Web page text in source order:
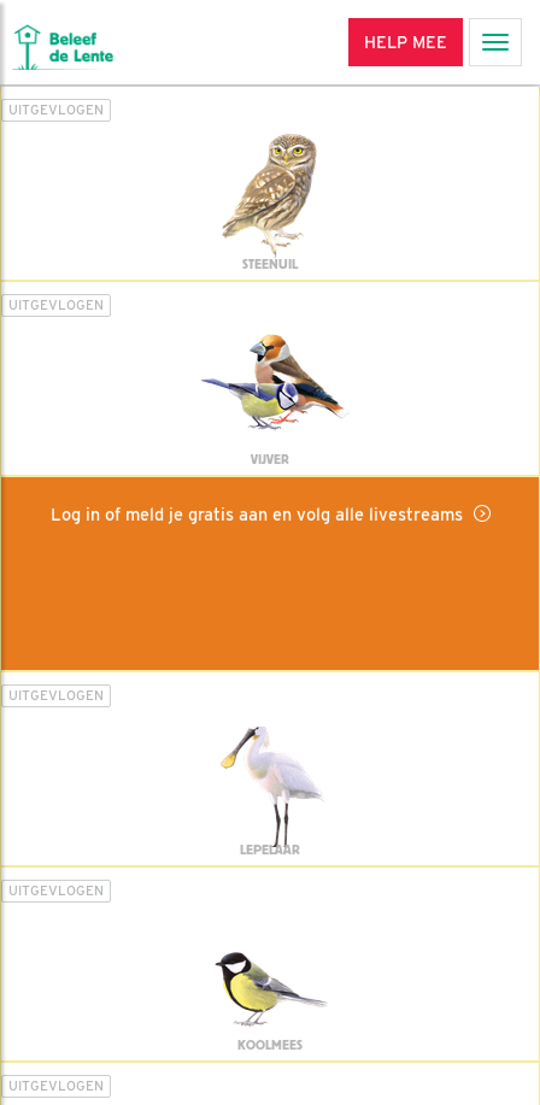
HELP MEE
UITGEVLOGEN
STEENUIL
UITGEVLOGEN
VIJVER
Log in of meld je gratis aan en volg alle livestreams
UITGEVLOGEN
LEPELAAR
UITGEVLOGEN
KOOLMEES
UITGEVLOGEN